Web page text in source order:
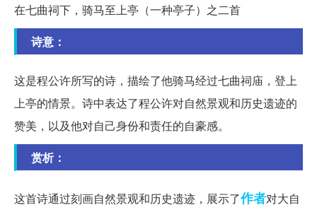
在七曲祠下，骑马至上亭（一种亭子）之二首
诗意：
这是程公许所写的诗，描绘了他骑马经过七曲祠庙，登上
上亭的情景。诗中表达了程公许对自然景观和历史遗迹的
赞美，以及他对自己身份和责任的自豪感。
赏析：
这首诗通过刻画自然景观和历史遗迹，展示了作者对大自